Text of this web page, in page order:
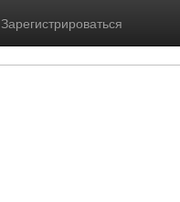
Зарегистрироваться